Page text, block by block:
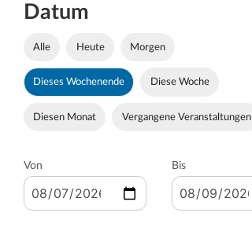
Datum
Alle Heute Morgen
Dieses Wochenende Diese Woche
Diesen Monat Vergangene Veranstaltungen
Von Bis